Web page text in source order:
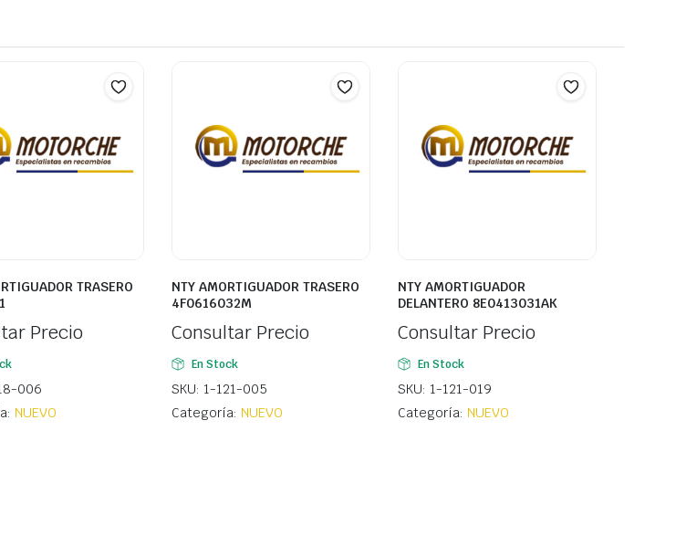
TRASERO
Precio
006
NUEVO
NTY AMORTIGUADOR TRASERO
4F0616032M
Consultar Precio
En Stock
SKU: 1-121-005
Categoría: NUEVO
NTY AMORTIGUADOR
DELANTERO 8E0413031AK
Consultar Precio
En Stock
SKU: 1-121-019
Categoría: NUEVO